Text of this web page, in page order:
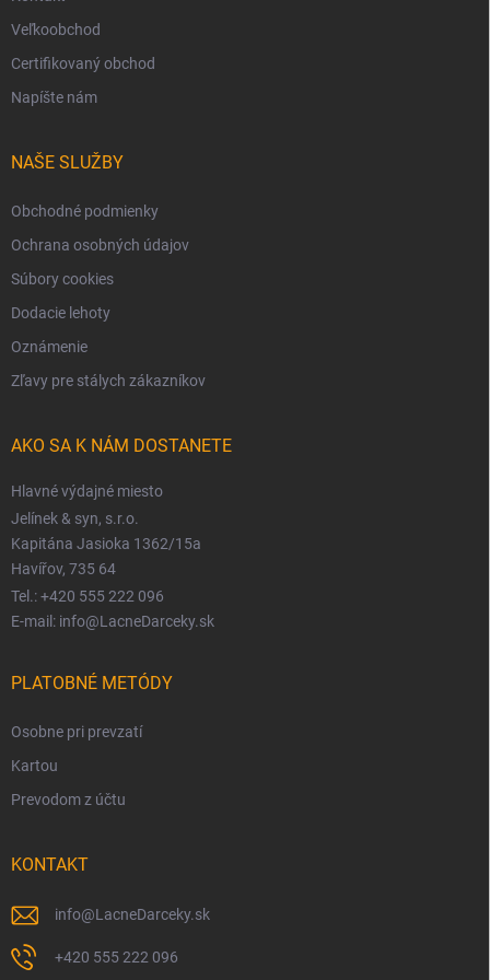
Veľkoobchod
Certifikovaný obchod
Napíšte nám
NAŠE SLUŽBY
Obchodné podmienky
Ochrana osobných údajov
Súbory cookies
Dodacie lehoty
Oznámenie
Zľavy pre stálych zákazníkov
AKO SA K NÁM DOSTANETE
Hlavné výdajné miesto
Jelínek & syn, s.r.o.
Kapitána Jasioka 1362/15a
Havířov, 735 64
Tel.: +420 555 222 096
E-mail: info@LacneDarceky.sk
PLATOBNÉ METÓDY
Osobne pri prevzatí
Kartou
Prevodom z účtu
KONTAKT
info@LacneDarceky.sk
+420 555 222 096